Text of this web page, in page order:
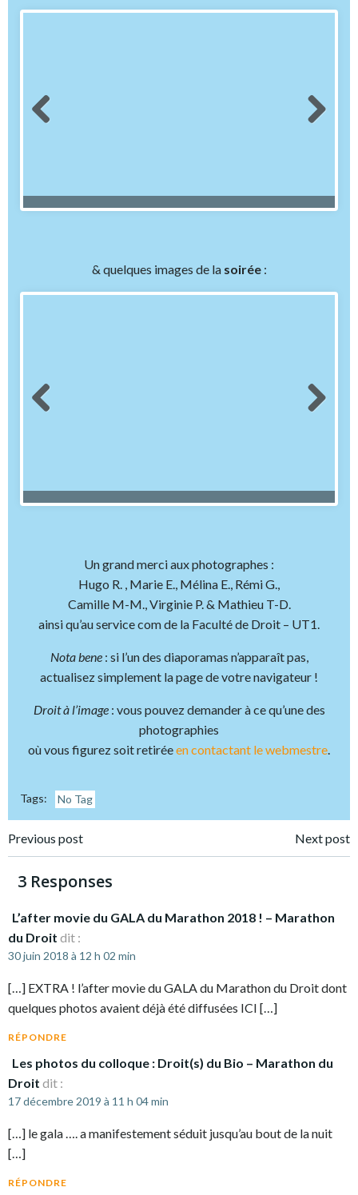
& quelques images de la soirée:
Un grand merci aux photographes :
Hugo R. , Marie E., Mélina E., Rémi G.,
Camille M-M., Virginie P. & Mathieu T-D.
ainsi qu’au service com de la Faculté de Droit – UT1.
Nota bene: si l’un des diaporamas n’apparaît pas,
actualisez simplement la page de votre navigateur !
Droit à l’image: vous pouvez demander à ce qu’une des
photographies
où vous figurez soit retiréeen contactant le webmestre.
Tags: No Tag
Post
navigation
Previous post Next post
3 Responses
L’after movie du GALA du Marathon 2018 ! – Marathon
du Droit dit :
30 juin 2018 à 12 h 02 min
[…] EXTRA ! l’after movie du GALA du Marathon du Droit dont
quelques photos avaient déjà été diffusées ICI […]
RÉPONDRE
Les photos du colloque : Droit(s) du Bio – Marathon du
Droit dit :
17 décembre 2019 à 11 h 04 min
[…] le gala …. a manifestement séduit jusqu’au bout de la nuit
[…]
RÉPONDRE